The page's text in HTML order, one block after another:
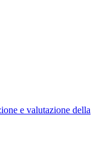
e valutazione della